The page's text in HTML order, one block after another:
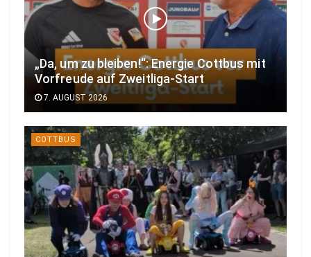
„Da, um zu bleiben!“: Energie Cottbus mit
Vorfreude auf Zweitliga-Start
7. AUGUST 2026
COTTBUS